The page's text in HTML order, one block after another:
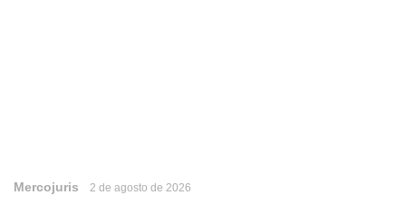
Mercojuris 2 de agosto de 2026